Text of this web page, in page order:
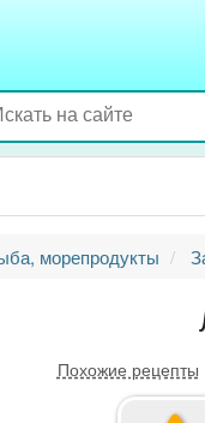
морепродукты
Похожие рецепты